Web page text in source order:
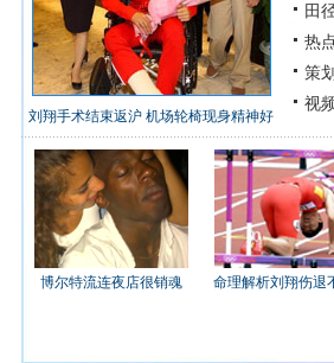
刘翔手术结束返沪 机场轮椅现身精神好
田
热
策
视
博尔特流连夜店很销魂 命理解析刘翔伤退